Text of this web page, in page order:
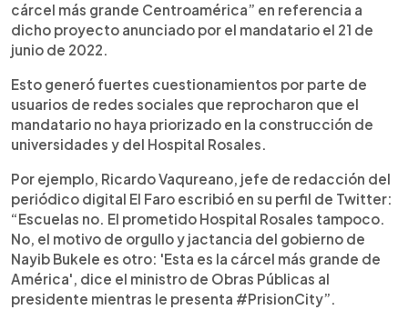
cárcel más grande Centroamérica” en referencia a
dicho proyecto anunciado por el mandatario el 21 de
junio de 2022.
Esto generó fuertes cuestionamientos por parte de
usuarios de redes sociales que reprocharon que el
mandatario no haya priorizado en la construcción de
universidades y del Hospital Rosales.
Por ejemplo, Ricardo Vaqureano, jefe de redacción del
periódico digital El Faro escribió en su perfil de Twitter:
“Escuelas no. El prometido Hospital Rosales tampoco.
No, el motivo de orgullo y jactancia del gobierno de
Nayib Bukele es otro: 'Esta es la cárcel más grande de
América', dice el ministro de Obras Públicas al
presidente mientras le presenta #PrisionCity”.